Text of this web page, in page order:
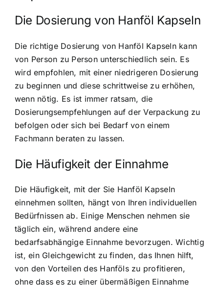
Die Dosierung von Hanföl Kapseln
Die richtige Dosierung von Hanföl Kapseln kann
von Person zu Person unterschiedlich sein. Es
wird empfohlen, mit einer niedrigeren Dosierung
zu beginnen und diese schrittweise zu erhöhen,
wenn nötig. Es ist immer ratsam, die
Dosierungsempfehlungen auf der Verpackung zu
befolgen oder sich bei Bedarf von einem
Fachmann beraten zu lassen.
Die Häufigkeit der Einnahme
Die Häufigkeit, mit der Sie Hanföl Kapseln
einnehmen sollten, hängt von Ihren individuellen
Bedürfnissen ab. Einige Menschen nehmen sie
täglich ein, während andere eine
bedarfsabhängige Einnahme bevorzugen. Wichtig
ist, ein Gleichgewicht zu finden, das Ihnen hilft,
von den Vorteilen des Hanföls zu profitieren,
ohne dass es zu einer übermäßigen Einnahme